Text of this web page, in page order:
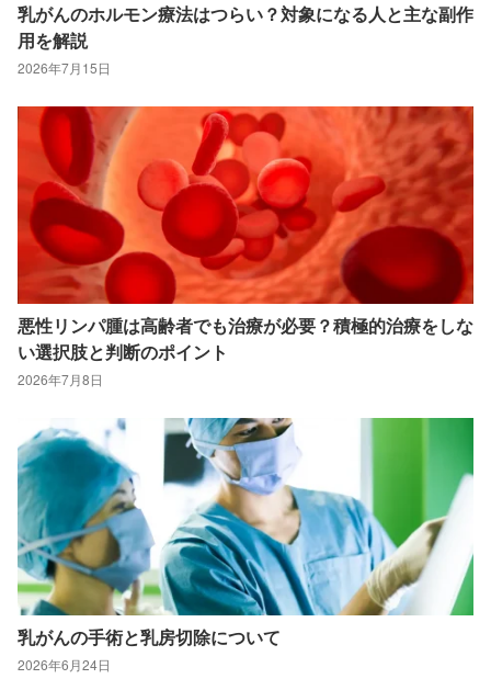
乳がんのホルモン療法はつらい？対象になる人と主な副作
用を解説
2026年7月15日
悪性リンパ腫は高齢者でも治療が必要？積極的治療をしな
い選択肢と判断のポイント
2026年7月8日
乳がんの手術と乳房切除について
2026年6月24日